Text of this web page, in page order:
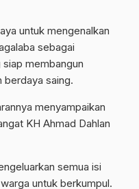
untuk mengenalkan
sebagai
membangun
saing.
menyampaikan
KH Ahmad Dahlan
semua isi
untuk berkumpul.